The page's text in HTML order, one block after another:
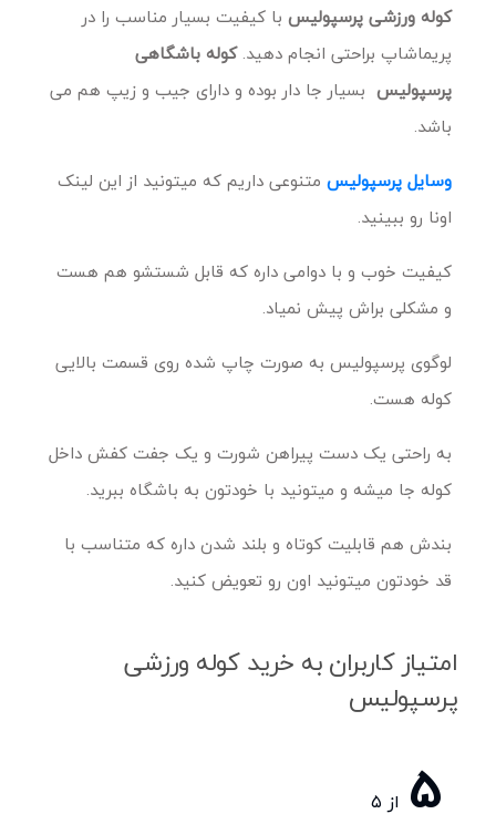
کوله ورزشی پرسپولیس با کیفیت بسیار مناسب را در
پریماشاپ براحتی انجام دهید.کوله باشگاهی
پرسپولیس بسیار جا دار بوده و دارای جیب و زیپ هم می
باشد.
وسایل پرسپولیس متنوعی داریم که میتونید از این لینک
اونا رو ببینید.
کیفیت خوب و با دوامی داره که قابل شستشو هم هست
و مشکلی براش پیش نمیاد.
لوگوی پرسپولیس به صورت چاپ شده روی قسمت بالایی
کوله هست.
به راحتی یک دست پیراهن شورت و یک جفت کفش داخل
کوله جا میشه و میتونید با خودتون به باشگاه ببرید.
بندش هم قابلیت کوتاه و بلند شدن داره که متناسب با
قد خودتون میتونید اون رو تعویض کنید.
امتیاز کاربران به خرید کوله ورزشی
پرسپولیس
5 از ۵